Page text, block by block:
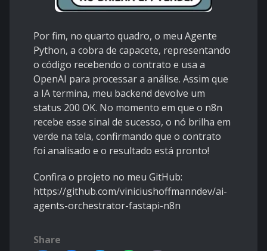
Por fim, no quarto quadro, o meu Agente
Python, a cobra de capacete, representando
o código recebendo o contrato e usa a
OpenAI para processar a análise. Assim que
a IA termina, meu backend devolve um
status 200 OK. No momento em que o n8n
recebe esse sinal de sucesso, o nó brilha em
verde na tela, confirmando que o contrato
foi analisado e o resultado está pronto!
Confira o projeto no meu GitHub:
https://github.com/viniciushoffmanndev/ai-
agents-orchestrator-fastapi-n8n
Share